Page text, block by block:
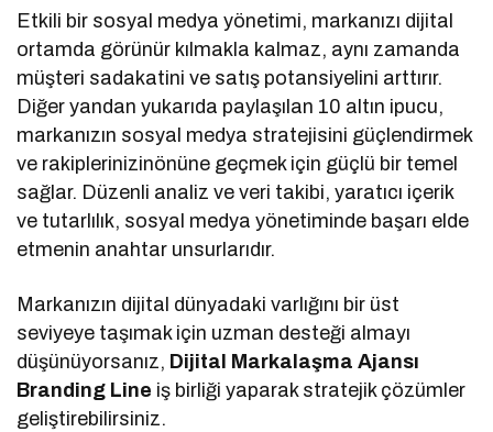
Etkili bir sosyal medya yönetimi, markanızı dijital
ortamda görünür kılmakla kalmaz, aynı zamanda
müşteri sadakatini ve satış potansiyelini arttırır.
Diğer yandan yukarıda paylaşılan 10 altın ipucu,
markanızın sosyal medya stratejisini güçlendirmek
ve rakiplerinizinönüne geçmek için güçlü bir temel
sağlar. Düzenli analiz ve veri takibi, yaratıcı içerik
ve tutarlılık, sosyal medya yönetiminde başarı elde
etmenin anahtar unsurlarıdır.
Markanızın dijital dünyadaki varlığını bir üst
seviyeye taşımak için uzman desteği almayı
düşünüyorsanız, Dijital Markalaşma Ajansı
Branding Line iş birliği yaparak stratejik çözümler
geliştirebilirsiniz.